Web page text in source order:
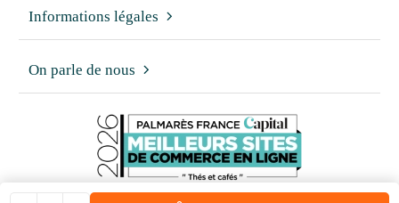
Informations légales
On parle de nous